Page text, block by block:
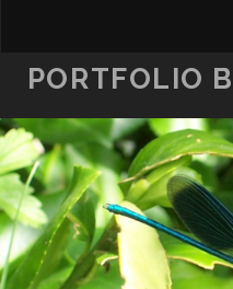
PORTFOLIO